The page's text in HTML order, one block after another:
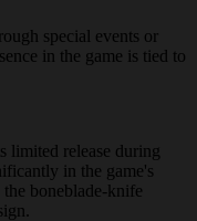
special events or
in the game is tied to
limited release during
in the game's
boneblade-knife